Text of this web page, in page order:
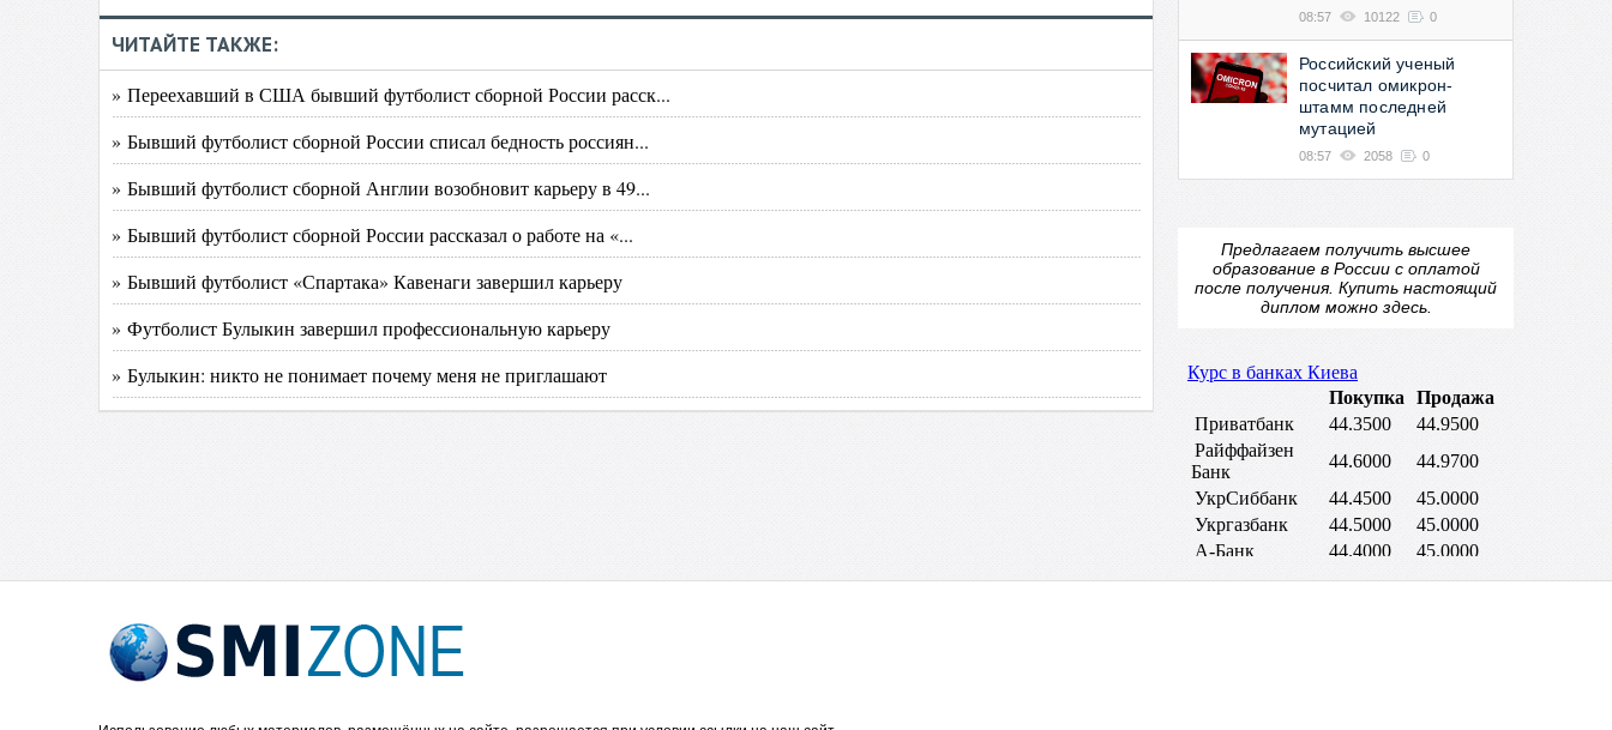
ЧИТАЙТЕ ТАКЖЕ:
» Переехавший в США бывший футболист сборной России расск...
» Бывший футболист сборной России списал бедность россиян...
» Бывший футболист сборной Англии возобновит карьеру в 49...
» Бывший футболист сборной России рассказал о работе на «...
» Бывший футболист «Спартака» Кавенаги завершил карьеру
» Футболист Булыкин завершил профессиональную карьеру
» Булыкин: никто не понимает почему меня не приглашают
08:57 10122 0
Российский ученый
посчитал омикрон-
штамм последней
мутацией
08:57 2058 0
Предлагаем получить высшее
образование в России с оплатой
после получения. Купить настоящий
дипломможно здесь.